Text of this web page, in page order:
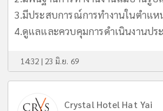
3.มีประสบการณ์การทำงานในตำแห
4.ดูแลและควบคุมการดำเนินงานปร
14:32 | 23 มิ.ย. 69
Crystal Hotel Hat Yai